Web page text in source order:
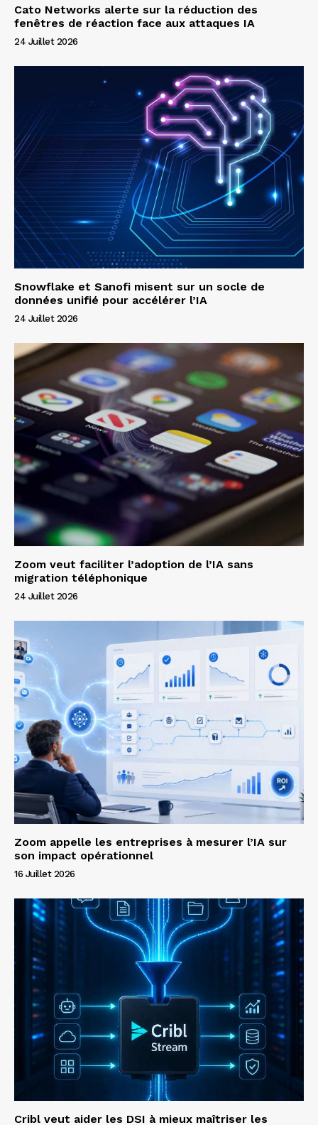
Cato Networks alerte sur la réduction des
fenêtres de réaction face aux attaques IA
24 Juillet 2026
Snowflake et Sanofi misent sur un socle de
données unifié pour accélérer l’IA
24 Juillet 2026
Zoom veut faciliter l’adoption de l’IA sans
migration téléphonique
24 Juillet 2026
Zoom appelle les entreprises à mesurer l’IA sur
son impact opérationnel
16 Juillet 2026
Cribl veut aider les DSI à mieux maîtriser les